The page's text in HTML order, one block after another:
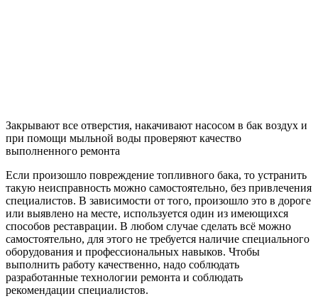
Закрывают все отверстия, накачивают насосом в бак воздух и
при помощи мыльной воды проверяют качество
выполненного ремонта
Если произошло повреждение топливного бака, то устранить
такую неисправность можно самостоятельно, без привлечения
специалистов. В зависимости от того, произошло это в дороге
или выявлено на месте, используется один из имеющихся
способов реставрации. В любом случае сделать всё можно
самостоятельно, для этого не требуется наличие специального
оборудования и профессиональных навыков. Чтобы
выполнить работу качественно, надо соблюдать
разработанные технологии ремонта и соблюдать
рекомендации специалистов.